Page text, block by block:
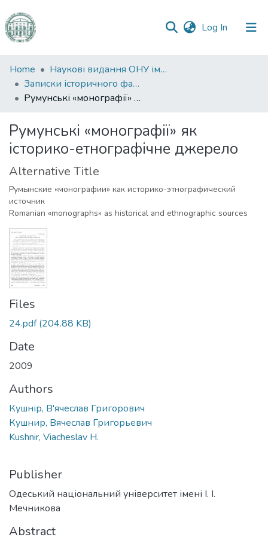
Log In (current)
Communities
&
Collections
Statistics
Home
Наукові видання ОНУ імені І. І. Мечникова
Записки історичного факультету
Румунські «монографії» як історико-етнографічне джерело
Румунські «монографії» як
історико-етнографічне джерело
Alternative Title
Румынские «монографии» как историко-этнографический
источник
Romanian «monographs» as historical and ethnographic sources
Files
24.pdf(204.88 KB)
Date
2009
Authors
Кушнір, В'ячеслав Григорович
Кушнир, Вячеслав Григорьевич
Kushnir, Viacheslav H.
Publisher
Одеський національний університет імені І. І.
Мечникова
Abstract